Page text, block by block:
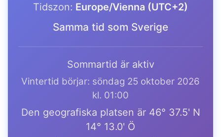
Tidszon: Europe/Vienna (UTC+2)
Samma tid som Sverige
Sommartid är aktiv
Vintertid börjar: söndag 25 oktober 2026
kl. 01:00
Den geografiska platsen är 46° 37.5' N
14° 13.0' Ö